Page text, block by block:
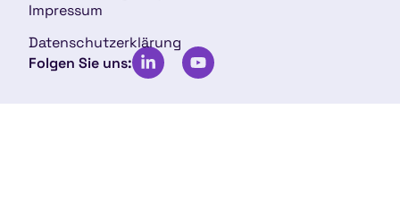
Impressum
Datenschutzerklärung
Folgen Sie uns: